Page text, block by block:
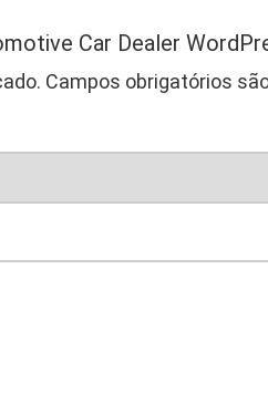
Car Dealer
Campos obrigatórios